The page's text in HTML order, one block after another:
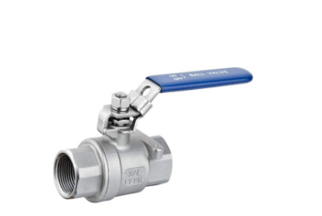
DN600 для системы
водяного отопления